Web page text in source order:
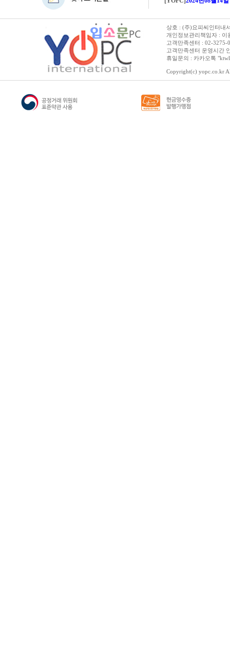
상호 : (주)요피씨인터내
개인정보관리책임자 : 이
고객만족센터 : 02-3275-
고객만족센터 운영시간
휴일문의 : 카카오톡
Copyright(c) yopc.co.kr